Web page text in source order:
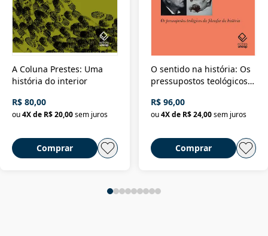
A Coluna Prestes: Uma
história do interior
R$ 80,00
ou4X de R$ 20,00sem juros
Comprar
O sentido na história: Os
pressupostos teológicos
R$ 96,00
ou 4X de R$ 24,00 sem juros
Comprar